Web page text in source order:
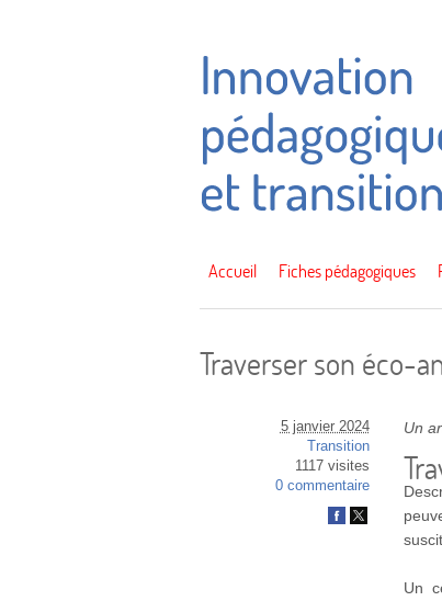
Accueil Fiches pédagogiques
Traverser son éco-
5 janvier 2024
Transition
1117 visites
0 commentaire
Un
Un